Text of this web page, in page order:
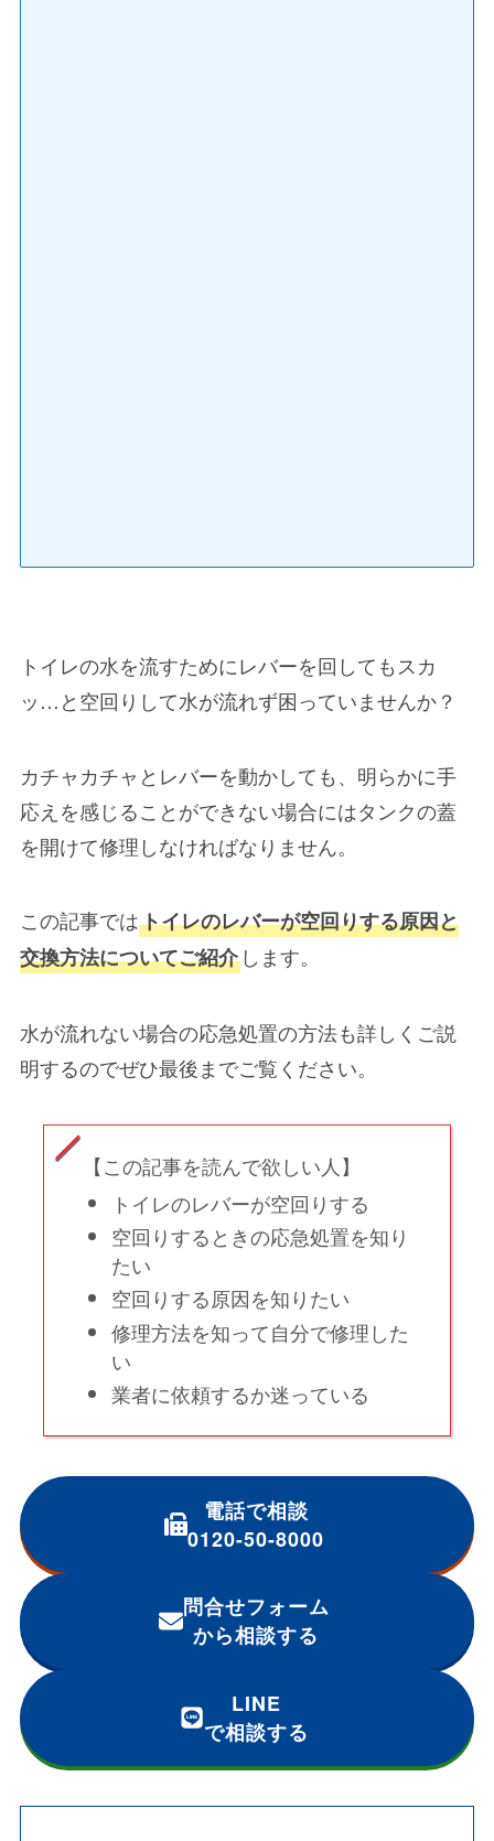
トイレの水を流すためにレバーを回してもスカ
ッ…と空回りして水が流れず困っていませんか？
カチャカチャとレバーを動かしても、 明らかに手
応えを感じることができない場合にはタンクの蓋
を開けて修理しなければなりません。
この記事ではトイレのレバーが空回りする原因と
交換方法についてご紹介します。
水が流れない場合の応急処置の方法も詳しくご説
明するのでぜひ最後までご覧ください。
【この記事を読んで欲しい人】
トイレのレバーが空回りする
空回りするときの応急処置を知り
たい
空回りする原因を知りたい
修理方法を知って自分で修理した
い
業者に依頼するか迷っている
電話で相談
0120-50-8000
問合せフォーム
から相談する
LINE
で相談する